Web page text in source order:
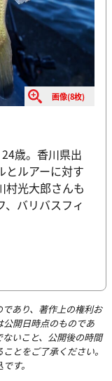
画像(8枚)
歳。香川県出
とルアーに対す
村光大郎さんも
バリバスフィ
あり、著作上の権利お
開日時点のものであ
いこと、公開後の時間
とをご了承ください。
す。